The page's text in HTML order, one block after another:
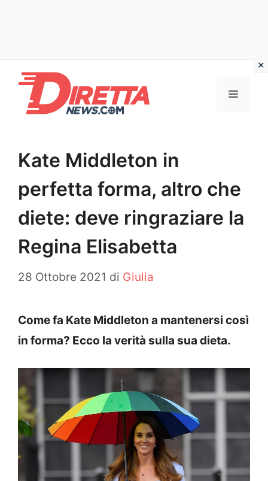
contenuto
Menu
Kate Middleton in
perfetta forma, altro che
diete: deve ringraziare la
Regina Elisabetta
28 Ottobre 2021 di Giulia
Come fa Kate Middleton a mantenersi così
in forma? Ecco la verità sulla sua dieta.